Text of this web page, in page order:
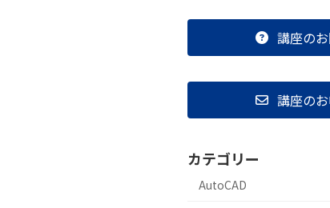
講座の
講座の
カテゴリー
AutoCAD